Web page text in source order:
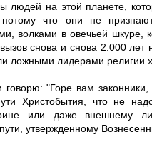
людей на этой планете,
что они не
волками в овечьей шкуре,
снова и снова 2.000 лет
ложными лидерами религии
"Горе вам
Христобытия, что не
или даже внешнему
утвержденному